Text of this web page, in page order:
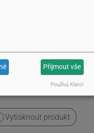
Vytisknout produkt
Přijmout vše
Používá Klaro!